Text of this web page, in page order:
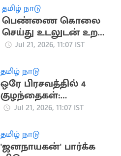
தமிழ் நாடு
பெண்ணை கொலை
செய்து உடலுடன் உறவு
கொண்ட சைக்கோ
Jul 21, 2026, 11:07 IST
தமிழ் நாடு
ஒரே பிரசவத்தில் 4
குழந்தைகள்:
நிதியுதவி கோரும்
குடும்பம்
Jul 21, 2026, 11:07 IST
தமிழ் நாடு
'ஜனநாயகன்' பார்க்க